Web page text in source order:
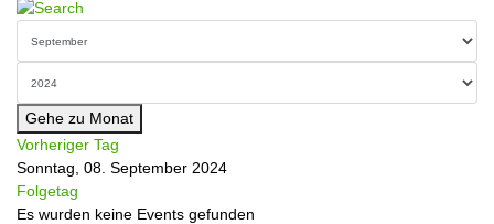
Gehe zu Monat
Vorheriger Tag
Sonntag, 08. September 2024
Folgetag
Es wurden keine Events gefunden